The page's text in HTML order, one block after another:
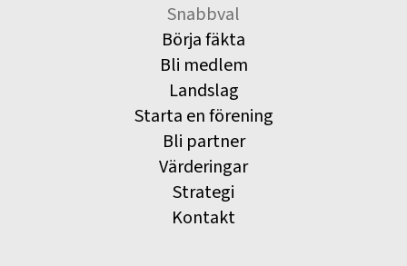
Snabbval
Börja fäkta
Bli medlem
Landslag
Starta en förening
Bli partner
Värderingar
Strategi
Kontakt